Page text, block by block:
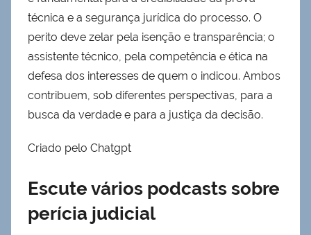
técnica e a segurança jurídica do processo. O
perito deve zelar pela isenção e transparência; o
assistente técnico, pela competência e ética na
defesa dos interesses de quem o indicou. Ambos
contribuem, sob diferentes perspectivas, para a
busca da verdade e para a justiça da decisão.
Criado pelo Chatgpt
Escute vários podcasts sobre
perícia judicial